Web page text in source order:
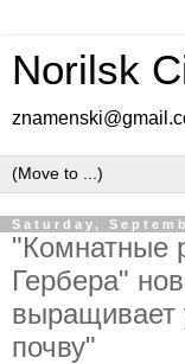
Norilsk
Saturday,
"Комнатные
Гербера"
выращивает
почву"